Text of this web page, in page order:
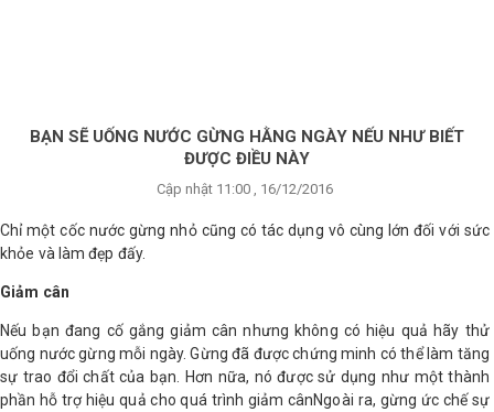
BẠN SẼ UỐNG NƯỚC GỪNG HẰNG NGÀY NẾU NHƯ BIẾT
ĐƯỢC ĐIỀU NÀY
Cập nhật 11:00 , 16/12/2016
Chỉ một cốc nước gừng nhỏ cũng có tác dụng vô cùng lớn đối với sức
khỏe và làm đẹp đấy.
Giảm cân
Nếu bạn đang cố gắng giảm cân nhưng không có hiệu quả hãy thử
uống nước gừng mỗi ngày. Gừng đã được chứng minh có thể làm tăng
sự trao đổi chất của bạn. Hơn nữa, nó được sử dụng như một thành
phần hỗ trợ hiệu quả cho quá trình giảm cânNgoài ra, gừng ức chế sự